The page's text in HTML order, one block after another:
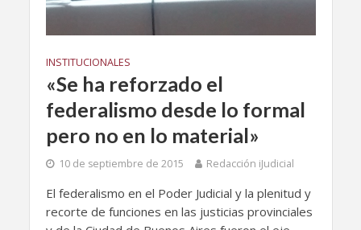
INSTITUCIONALES
«Se ha reforzado el
federalismo desde lo formal
pero no en lo material»
10 de septiembre de 2015 Redacción iJudicial
El federalismo en el Poder Judicial y la plenitud y
recorte de funciones en las justicias provinciales